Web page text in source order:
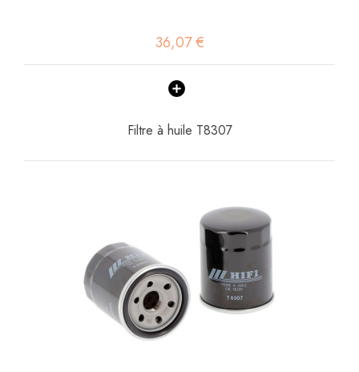
36,07 €
Filtre à huile T8307